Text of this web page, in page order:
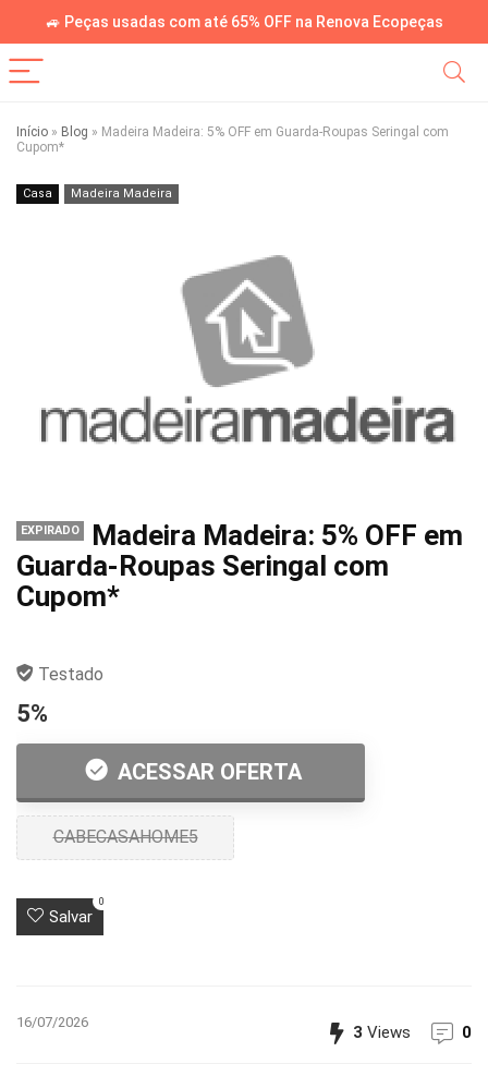
🚙 Peças usadas com até 65% OFF na Renova Ecopeças
Início » Blog » Madeira Madeira: 5% OFF em Guarda-Roupas Seringal com
Cupom*
Casa Madeira Madeira
EXPIRADO
Madeira Madeira: 5% OFF em
Guarda-Roupas Seringal com
Cupom*
Testado
5%
ACESSAR OFERTA
CABECASAHOME5
Salvar
0
16/07/2026
3 Views 0